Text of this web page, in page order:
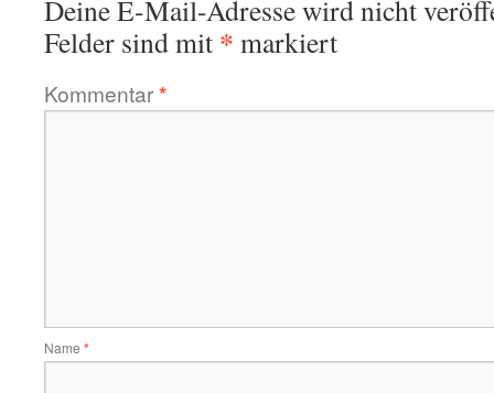
Deine E-Mail-Adresse wird nicht
Felder sind mit * markiert
Kommentar*
Name *